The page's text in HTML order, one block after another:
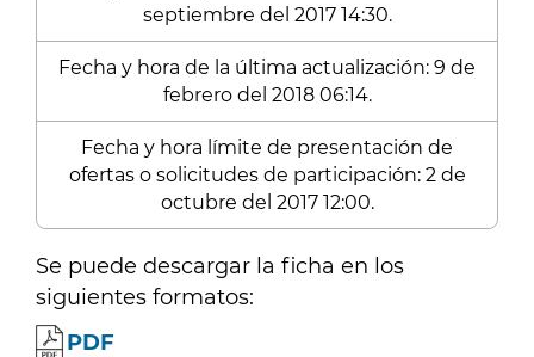
septiembre del 2017 14:30.
Fecha y hora de la última actualización: 9 de
febrero del 2018 06:14.
Fecha y hora límite de presentación de
ofertas o solicitudes de participación: 2 de
octubre del 2017 12:00.
Se puede descargar la ficha en los
siguientes formatos:
PDF